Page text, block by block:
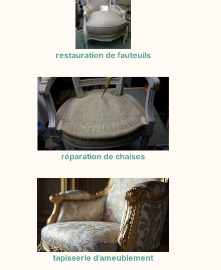
restauration de fauteuils
réparation de chaises
tapisserie d'ameublement